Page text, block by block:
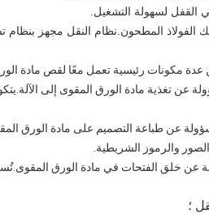
عدة مكونات رئيسية تعمل معًا لقص مادة
عن تغذية مادة الورق المقوى إلى
عن طباعة التصميم على مادة الورق
والرموز الشريطية.
؛